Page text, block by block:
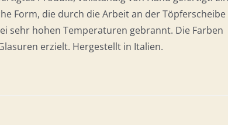
Form, die durch die Arbeit an der Töpferscheibe
sehr hohen Temperaturen gebrannt. Die Farben
erzielt. Hergestellt in Italien.